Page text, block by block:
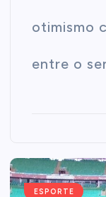
otimismo
entre o
ESPORTE